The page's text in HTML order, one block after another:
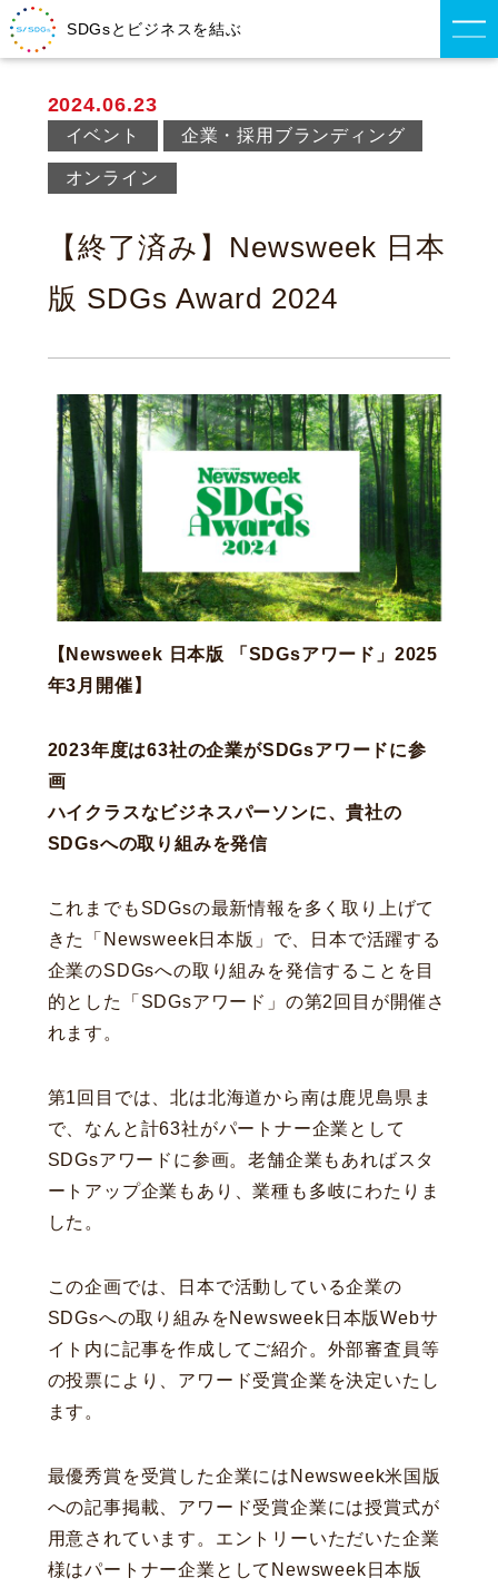
SDGsとビジネスを結ぶ
2024.06.23
イベント 企業・採用ブランディング
オンライン
【終了済み】Newsweek 日本
版 SDGs Award 2024
【 Newsweek 日本版 「SDGsアワード」2025
年3月開催 】
2023年度は63社の企業がSDGsアワードに参
画
ハイクラスなビジネスパーソンに、貴社の
SDGsへの取り組みを発信
これまでもSDGsの最新情報を多く取り上げて
きた「Newsweek日本版」で、日本で活躍する
企業のSDGsへの取り組みを発信することを目
的とした「SDGsアワード」の第2回目が開催さ
れます。
第1回目では、北は北海道から南は鹿児島県ま
で、なんと計63社がパートナー企業として
SDGsアワードに参画。老舗企業もあればスタ
ートアップ企業もあり、業種も多岐にわたりま
した。
この企画では、日本で活動している企業の
SDGsへの取り組みをNewsweek日本版Webサ
イト内に記事を作成してご紹介。外部審査員等
の投票により、アワード受賞企業を決定いたし
ます。
最優秀賞を受賞した企業にはNewsweek米国版
への記事掲載、アワード受賞企業には授賞式が
用意されています。エントリーいただいた企業
様はパートナー企業としてNewsweek日本版